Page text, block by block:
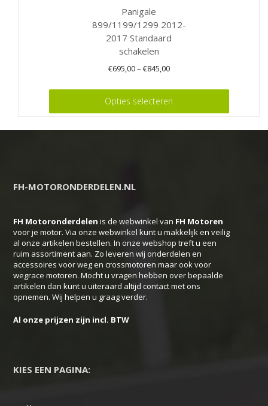
Panigale
899/1199/1299 2012-
2017 Standaard
schakelen
€695,00– €845,00
Opties selecteren
heeft
optie
gekozen
worden
op
de
productpagina
FH-MOTORONDERDELEN.NL
FH Motoronderdelen is de webwinkel van FH Motoren
voor je motor. Via onze webwinkel kunt u makkelijk en veilig
al onze artikelen bestellen. In onze webshop treft u een
ruim assortiment aan. Zo leveren wij onderdelen en
accessoires voor weg en crossmotoren maar ook voor
wegrace motoren. Mocht u vragen hebben over bepaalde
artikelen dan kunt u uiteraard altijd contact met ons
opnemen. Wij helpen u graag verder.
Al onze prijzen zijn incl. BTW
KIES EEN PAGINA: